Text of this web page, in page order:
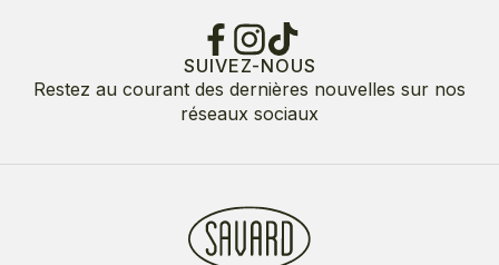
SUIVEZ-NOUS
Restez au courant des dernières nouvelles sur nos
réseaux sociaux